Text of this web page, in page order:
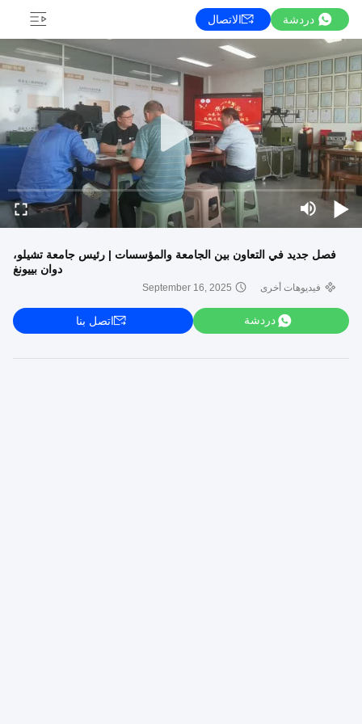
دردشة الاتصال
فصل جديد في التعاون بين الجامعة والمؤسسات | رئيس جامعة تشيلو،
دوان بييونغ
فيديوهات أخرى September 16, 2025
دردشة اتصل بنا